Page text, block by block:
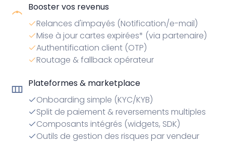
Booster vos revenus
Relances d'impayés (Notification/e-mail)
Mise à jour cartes expirées* (via partenaire)
Authentification client (OTP)
Routage & fallback opérateur
Plateformes & marketplace
Onboarding simple (KYC/KYB)
Split de paiement & reversements multiples
Composants intégrés (widgets, SDK)
Outils de gestion des risques par vendeur